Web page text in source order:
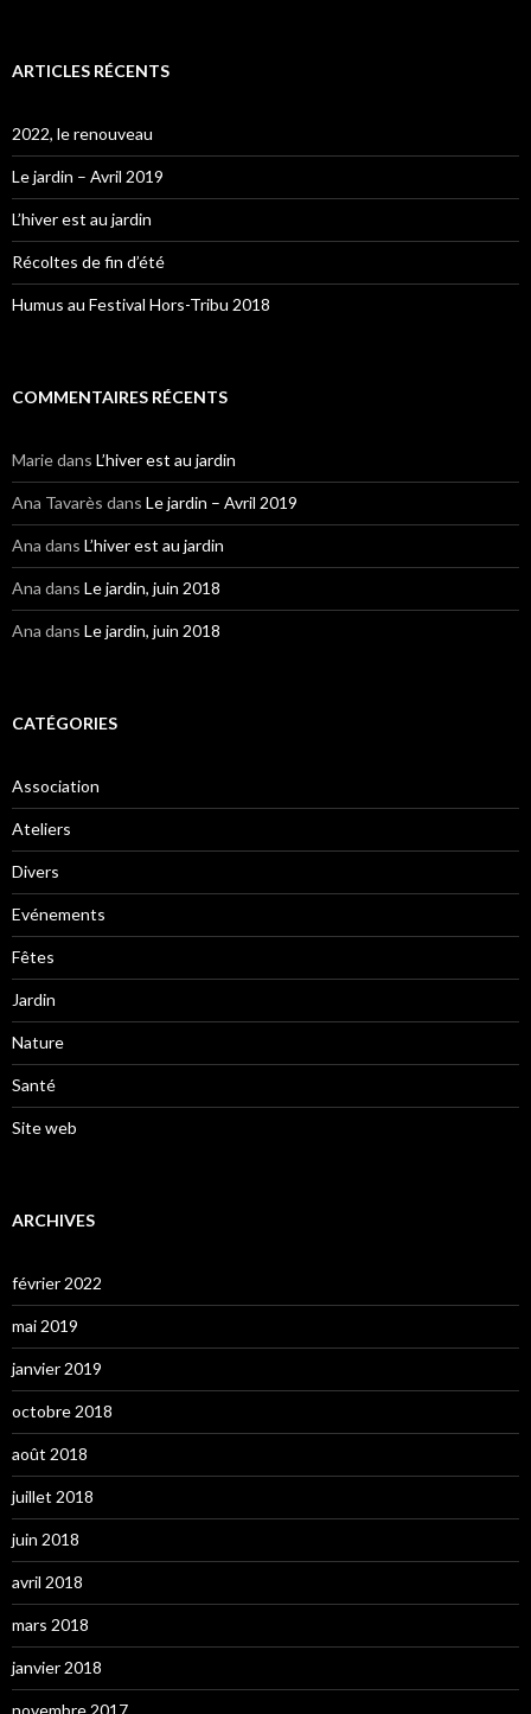
ARTICLES RÉCENTS
2022, le renouveau
Le jardin – Avril 2019
L’hiver est au jardin
Récoltes de fin d’été
Humus au Festival Hors-Tribu 2018
COMMENTAIRES RÉCENTS
Mariedans L’hiver est au jardin
Ana Tavarès dans Le jardin – Avril 2019
Ana dans L’hiver est au jardin
Ana dans Le jardin, juin 2018
Ana dans Le jardin, juin 2018
CATÉGORIES
Association
Ateliers
Divers
Evénements
Fêtes
Jardin
Nature
Santé
Site web
ARCHIVES
février 2022
mai 2019
janvier 2019
octobre 2018
août 2018
juillet 2018
juin 2018
avril 2018
mars 2018
janvier 2018